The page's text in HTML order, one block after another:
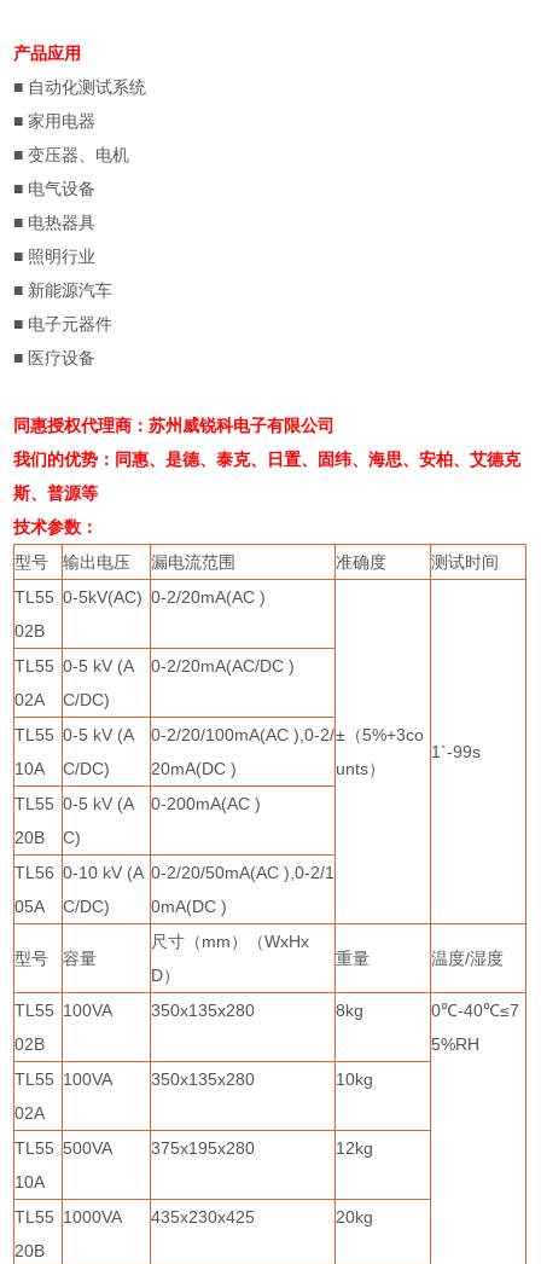
产品应用
■ 自动化测试系统
■ 家用电器
■ 变压器、电机
■ 电气设备
■ 电热器具
■ 照明行业
■ 新能源汽车
■ 电子元器件
■ 医疗设备
同惠授权代理商：苏州威锐科电子有限公司
我们的优势：同惠、是德、泰克、日置、固纬、海思、安柏、艾德克
斯、普源等
技术参数：
型号
输出电压 漏电流范围 准确度
测试时间
TL55
02B
0-5kV(AC) 0-2/20mA(AC )
±（5%+3co
unts）
1`-99s
TL55
02A
0-5 kV (A
C/DC)
0-2/20mA(AC/DC )
TL55
10A
0-5 kV (A
C/DC)
0-2/20/100mA(AC ),0-2/
20mA(DC )
TL55
20B
0-5 kV (A
C)
0-200mA(AC )
TL56
05A
0-10 kV (A
C/DC)
0-2/20/50mA(AC ),0-2/1
0mA(DC )
型号 容量
尺寸（mm）（WxHx
D）
重量 温度/湿度
TL55
02B
100VA 350x135x280 8kg 0℃-40℃≤7
5%RH
TL55
02A
100VA 350x135x280 10kg
TL55
10A
500VA 375x195x280 12kg
TL55
20B
1000VA 435x230x425 20kg